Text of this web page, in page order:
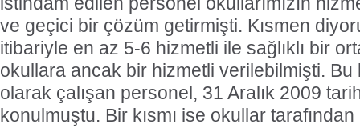
ve geçici bir çözüm getirmişti. Kısmen
itibariyle en az 5-6 hizmetli ile sağlıklı bir
okullara ancak bir hizmetli verilebilmişti.
olarak çalışan personel, 31 Aralık 2009
konulmuştu. Bir kısmı ise okullar